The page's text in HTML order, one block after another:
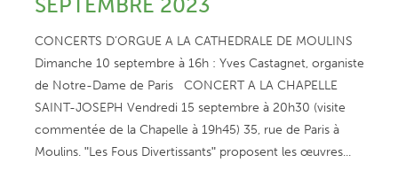
CONCERTS D’ORGUE A LA CATHEDRALE DE MOULINS
Dimanche 10 septembre à 16h : Yves Castagnet, organiste
de Notre-Dame de Paris CONCERT A LA CHAPELLE
SAINT-JOSEPH Vendredi 15 septembre à 20h30 (visite
commentée de la Chapelle à 19h45) 35, rue de Paris à
Moulins. ʺLes Fous Divertissantsʺ proposent les œuvres...